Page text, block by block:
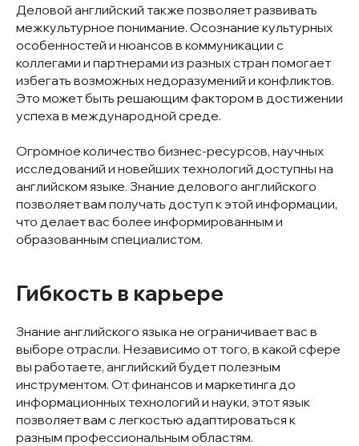
Деловой английский также позволяет развивать
межкультурное понимание. Осознание культурных
особенностей и нюансов в коммуникации с
коллегами и партнерами из разных стран помогает
избегать возможных недоразумений и конфликтов.
Это может быть решающим фактором в достижении
успеха в международной среде.
Огромное количество бизнес-ресурсов, научных
исследований и новейших технологий доступны на
английском языке. Знание делового английского
позволяет вам получать доступ к этой информации,
что делает вас более информированным и
образованным специалистом.
Гибкость в карьере
Знание английского языка не ограничивает вас в
выборе отрасли. Независимо от того, в какой сфере
вы работаете, английский будет полезным
инструментом. От финансов и маркетинга до
информационных технологий и науки, этот язык
позволяет вам с легкостью адаптироваться к
разным профессиональным областям.